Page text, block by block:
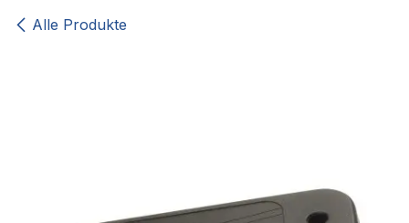
Alle Produkte